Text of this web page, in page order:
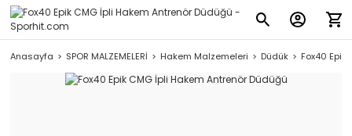
Anasayfa SPOR MALZEMELERİ Hakem Malzemeleri Düdük Fox40 Epik